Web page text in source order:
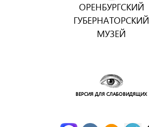
ОРЕНБУРГСКИЙ
ГУБЕРНАТОРСКИЙ
МУЗЕЙ
ВЕРСИЯ ДЛЯ СЛАБОВИДЯЩИХ